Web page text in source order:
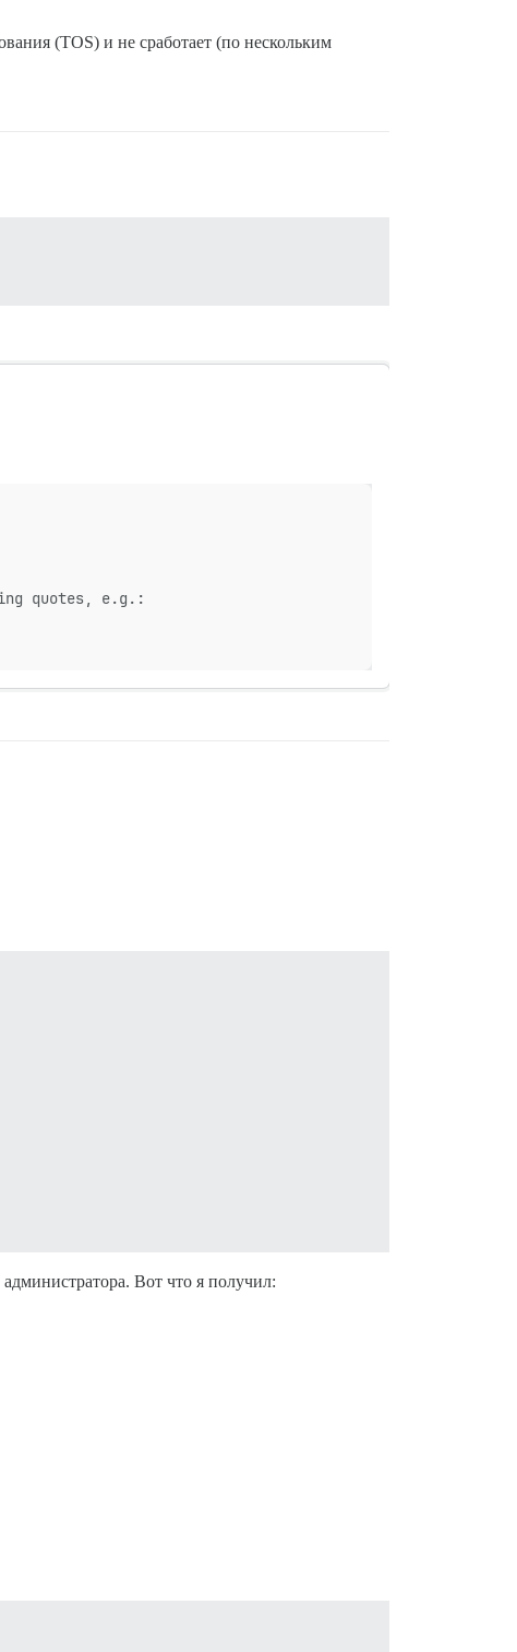
(TOS) и не сработает (по нескольким
quotes, e.g.:
Вот что я получил: